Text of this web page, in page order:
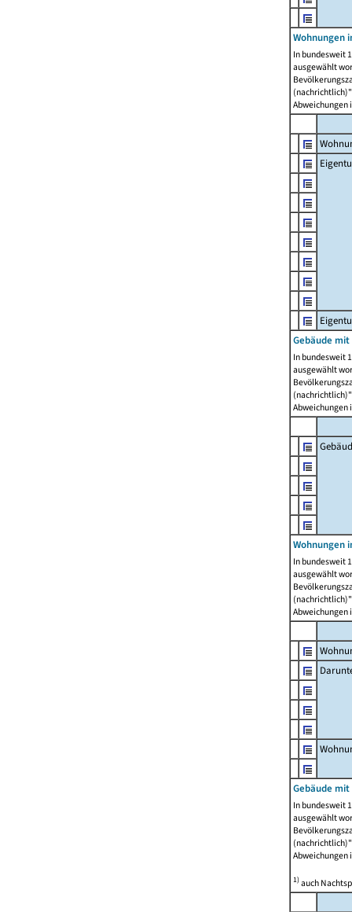
Wohnungen
In bundesweit
ausgewählt
Abweichungen
Gebäude
In bundesweit
ausgewählt
Abweichungen
Wohnungen
In bundesweit
ausgewählt
Abweichungen
Gebäude
In bundesweit
ausgewählt
Abweichungen
1)auch